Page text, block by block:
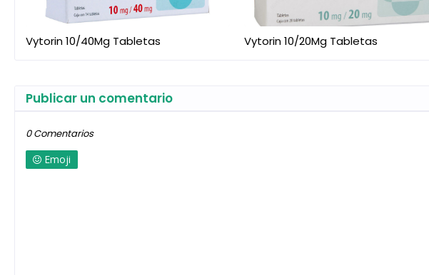
Vytorin 10/40Mg Tabletas Vytorin 10/20Mg Tabletas
Publicar un comentario
0 Comentarios
Emoji